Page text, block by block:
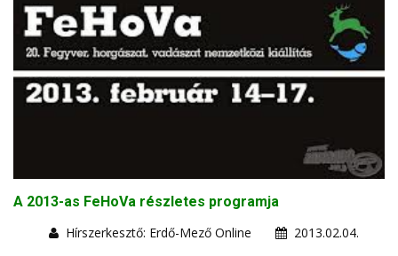
A 2013-as FeHoVa részletes programja
Hírszerkesztő: Erdő-Mező Online
2013.02.04.